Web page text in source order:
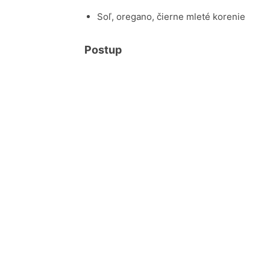
Soľ, oregano, čierne mleté korenie
Postup